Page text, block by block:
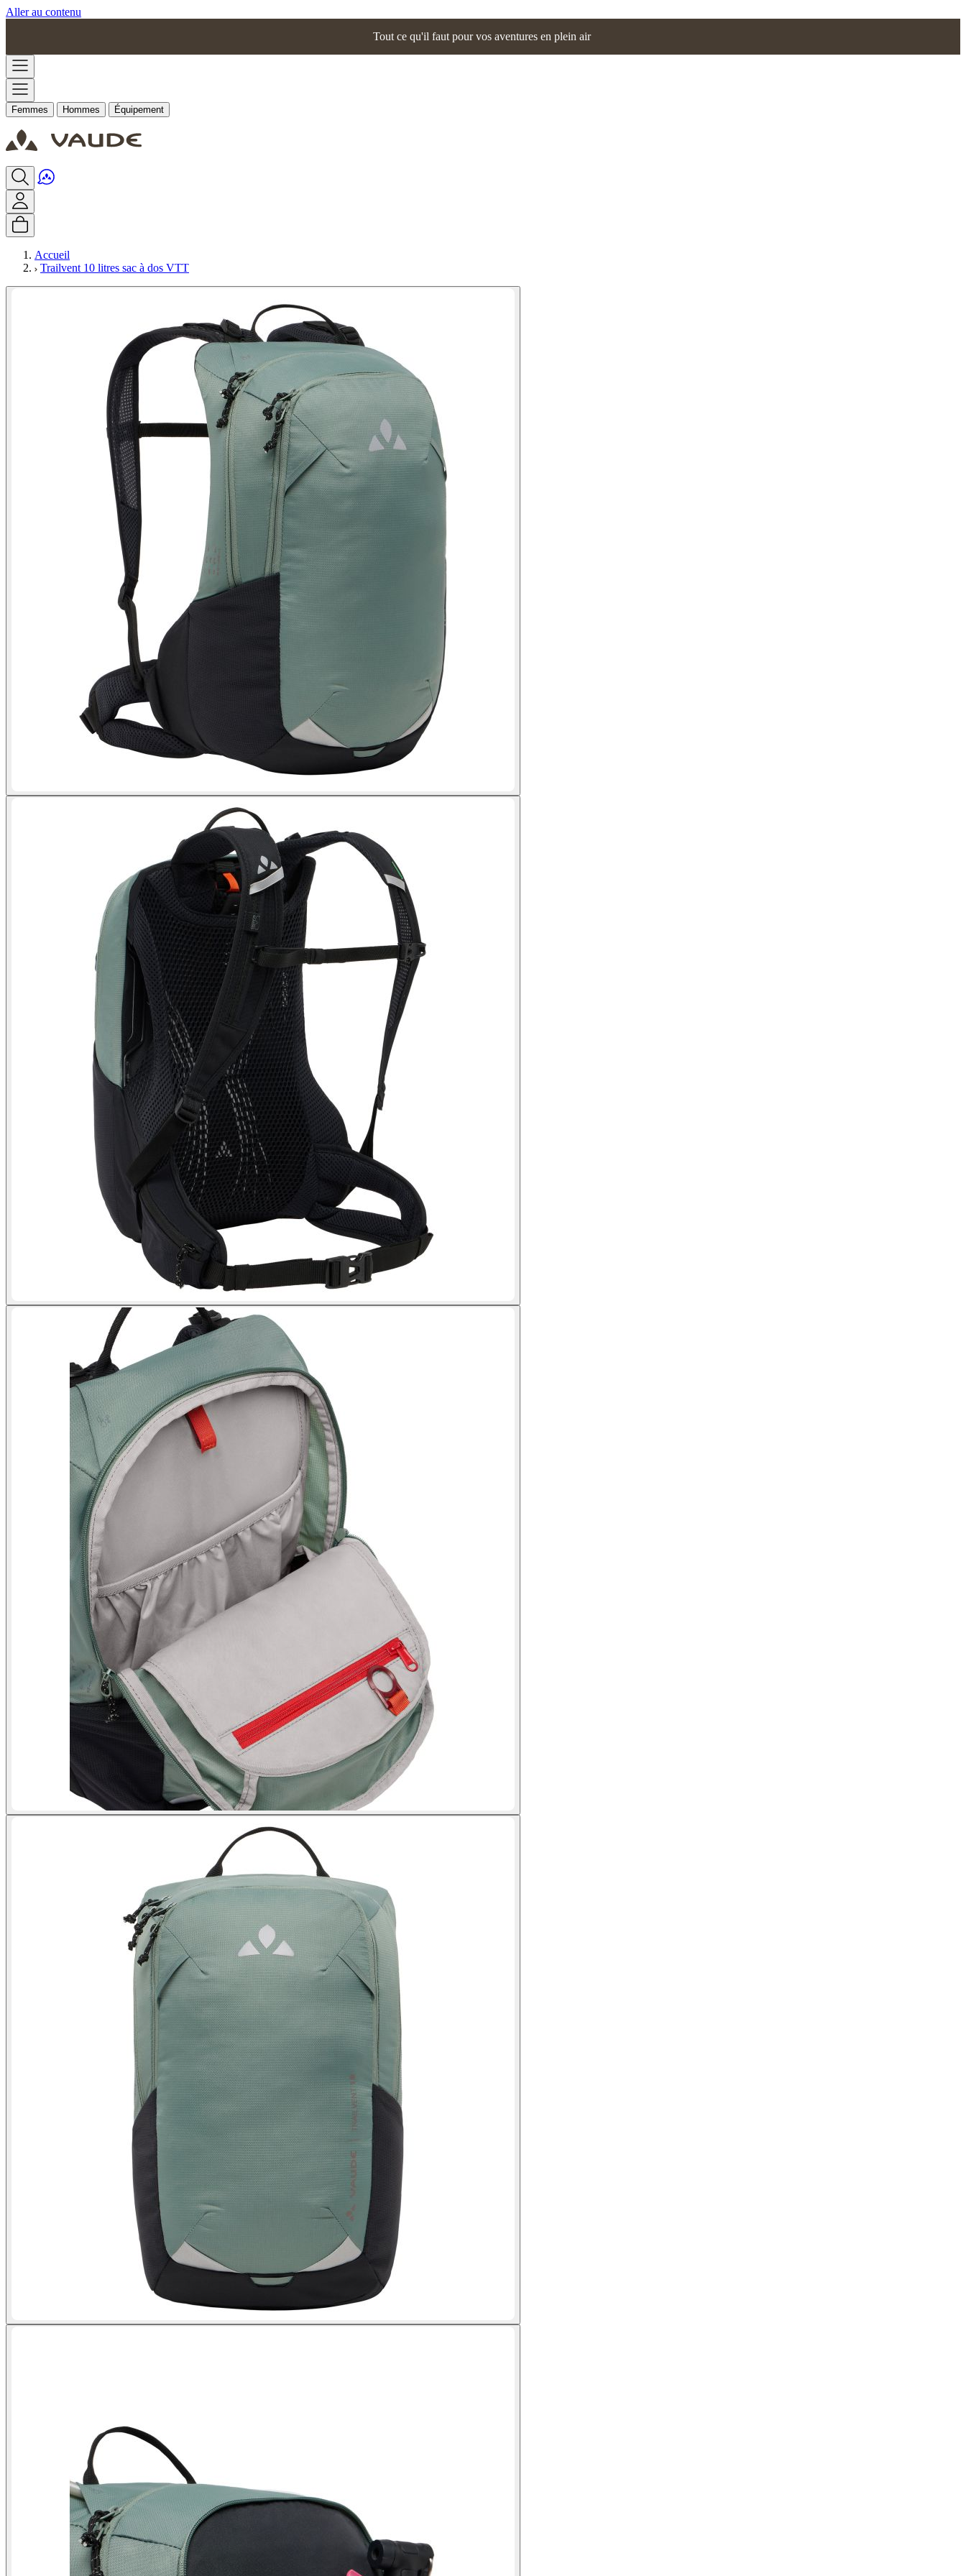
Aller au contenu
Tout ce qu'il faut pour vos aventures en plein air
Femmes Hommes Équipement
Accueil
Trailvent 10 litres sac à dos VTT